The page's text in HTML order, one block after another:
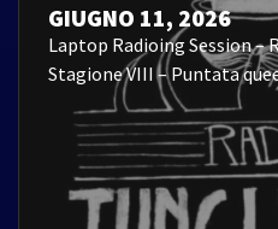
GIUGNO 11, 2026
Laptop Radioing Session –
Stagione VIII – Puntata